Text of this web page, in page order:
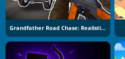
Grandfather Road Chase: Realistic Shooter